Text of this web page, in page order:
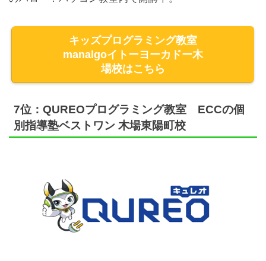
キッズプログラミング教室
manalgoイトーヨーカドー木
場校はこちら
7位：QUREOプログラミング教室 ECCの個
別指導塾ベストワン 木場東陽町校